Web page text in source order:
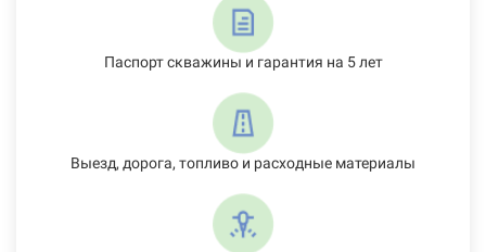
Паспорт скважины и гарантия на 5 лет
Выезд, дорога, топливо и расходные материалы